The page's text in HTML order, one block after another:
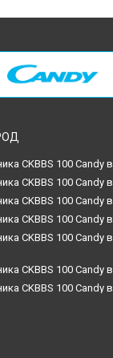
CKBBS 100 Candy в
CKBBS 100 Candy в
CKBBS 100 Candy в
CKBBS 100 Candy в
CKBBS 100 Candy в
CKBBS 100 Candy в
CKBBS 100 Candy в
CKBBS 100 Candy в